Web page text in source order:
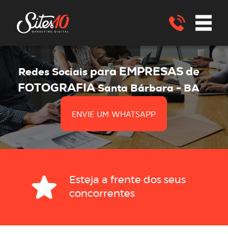
Redes Sociaispara EMPRESAS de
FOTOGRAFIASanta Bárbara - BA
ENVIE UM WHATSAPP
Esteja a frente dos seus
concorrentes